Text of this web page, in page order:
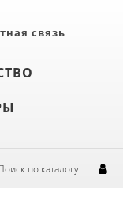
связь
по каталогу